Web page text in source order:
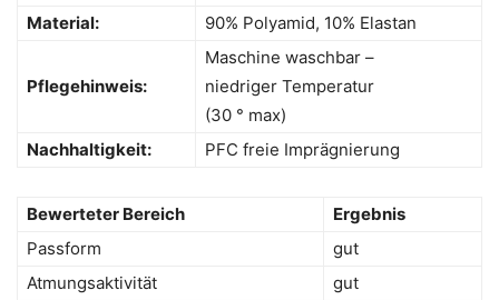
Material:
90% Polyamid, 10% Elastan
Pflegehinweis:
Maschine waschbar –
niedriger Temperatur
(30 ° max)
Nachhaltigkeit:
PFC freie Imprägnierung
Bewerteter Bereich
Ergebnis
Passform
gut
Atmungsaktivität
gut